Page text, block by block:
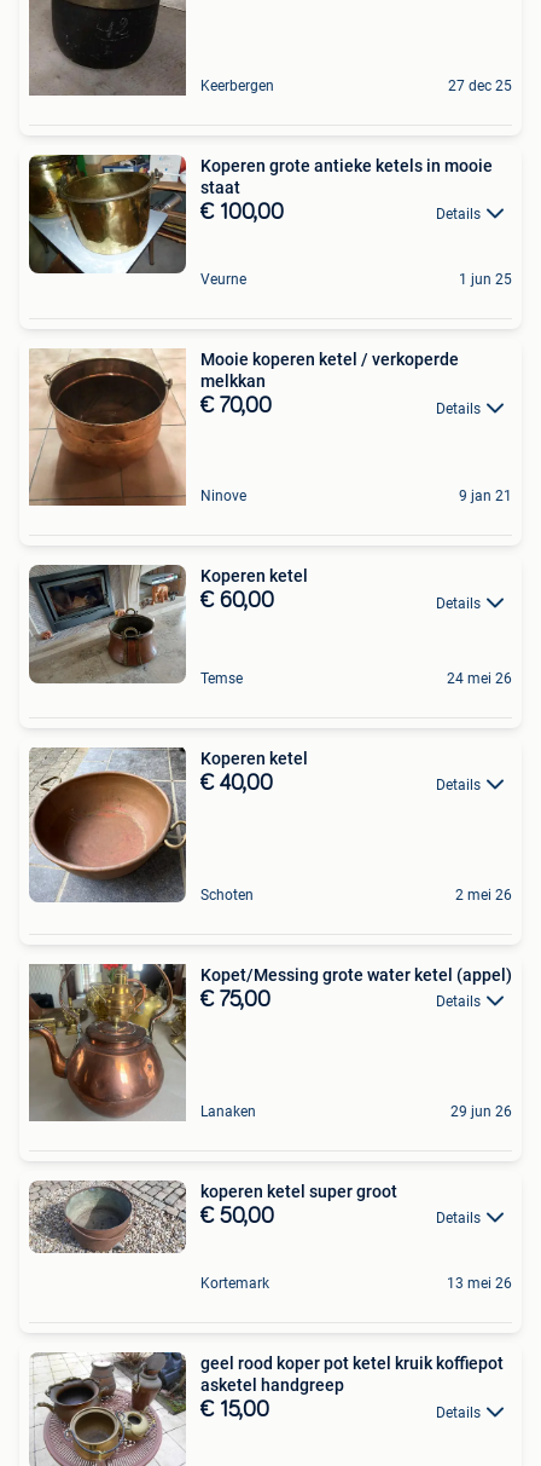
Keerbergen 27 dec 25
Koperen grote antieke ketels in mooie
staat
€ 100,00 Details
Veurne 1 jun 25
Mooie koperen ketel / verkoperde
melkkan
€ 70,00 Details
Ninove 9 jan 21
Koperen ketel
€ 60,00 Details
Temse 24 mei 26
Koperen ketel
€ 40,00 Details
Schoten 2 mei 26
Kopet/Messing grote water ketel (appel)
€ 75,00 Details
Lanaken 29 jun 26
koperen ketel super groot
€ 50,00 Details
Kortemark 13 mei 26
geel rood koper pot ketel kruik koffiepot
asketel handgreep
€ 15,00 Details